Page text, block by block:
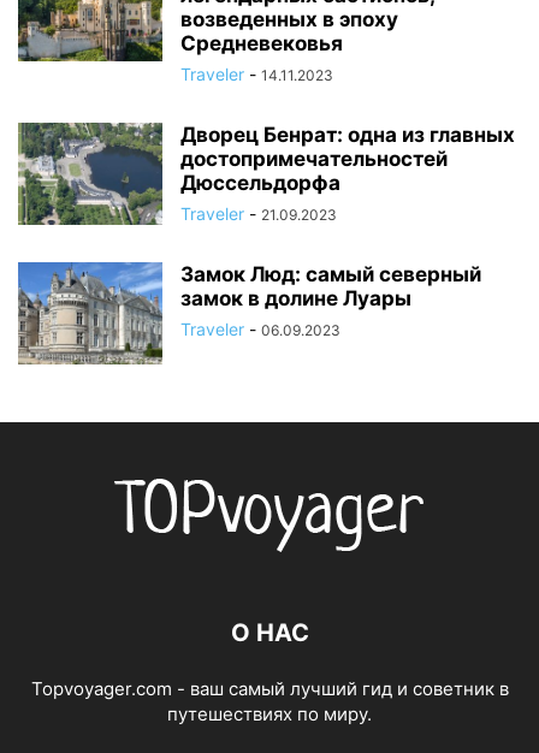
возведенных в эпоху
Средневековья
Traveler - 14.11.2023
Дворец Бенрат: одна из главных
достопримечательностей
Дюссельдорфа
Traveler - 21.09.2023
Замок Люд: самый северный
замок в долине Луары
Traveler - 06.09.2023
О НАС
Topvoyager.com - ваш самый лучший гид и советник в
путешествиях по миру.